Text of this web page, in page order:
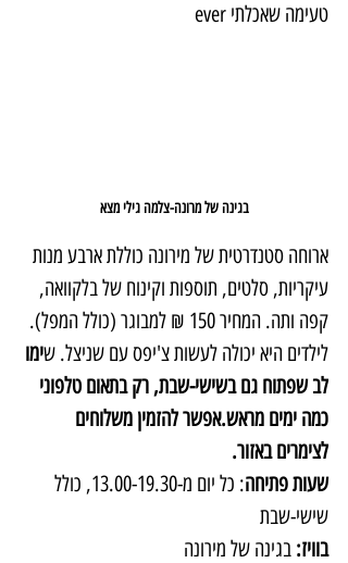
טעימה שאכלתי ever
בגינה של מרונה-צלמה גילי מצא
ארוחה סטנדרטית של מירונה כוללת ארבע מנות
עיקריות, סלטים, תוספות וקינוח של בלקוואה,
קפה ותה. המחיר 150 ₪ למבוגר (כולל המפל).
לילדים היא יכולה לעשות צ'יפס עם שניצל. שימו
לב שפתוח גם בשישי-שבת, רק בתאום טלפוני
כמה ימים מראש.אפשר להזמין משלוחים
לצימרים באזור.
שעות פתיחה
: כל יום מ-13.00-19.30, כולל
שישי-שבת
בוויז: בגינה של מירונה